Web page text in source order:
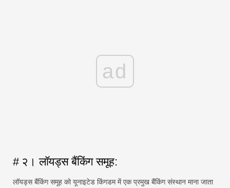
ad
# २। लॉयड्स बैंकिंग समूह:
लॉयड्स बैंकिंग समूह को यूनाइटेड किंगडम में एक प्रमुख बैंकिंग संस्थान माना जाता